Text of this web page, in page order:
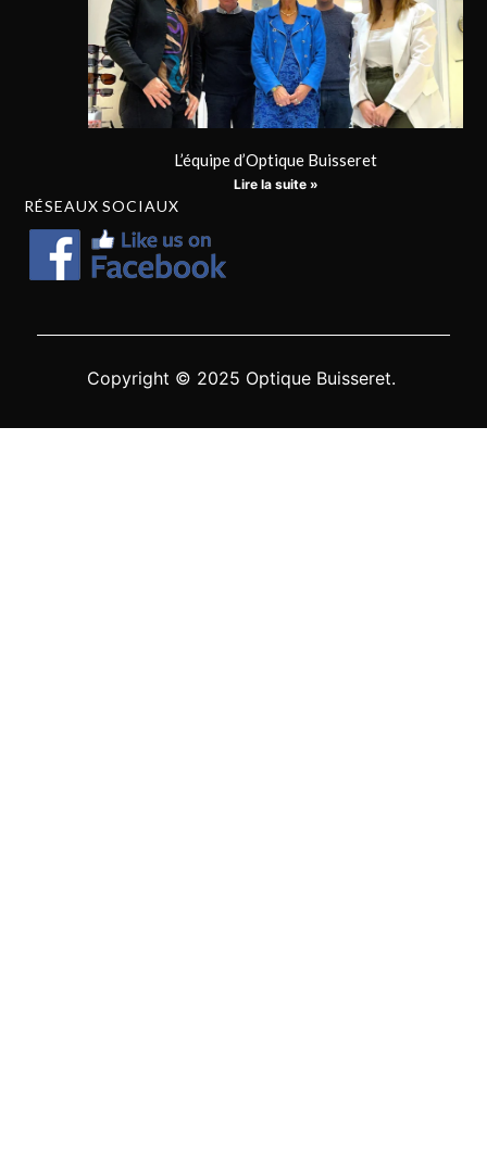
L’équipe d’Optique Buisseret
Lire la suite »
RÉSEAUX SOCIAUX
Copyright © 2025 Optique Buisseret.